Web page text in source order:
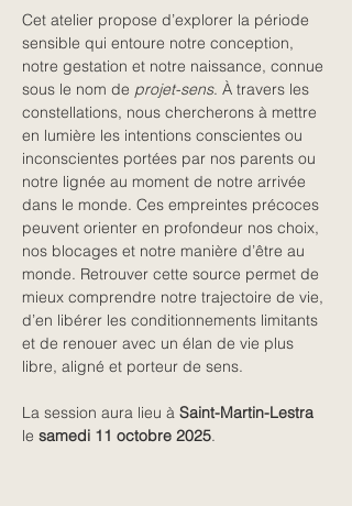
Cet atelier propose d’explorer la période
sensible qui entoure notre conception,
notre gestation et notre naissance, connue
sous le nom de projet-sens. À travers les
constellations, nous chercherons à mettre
en lumière les intentions conscientes ou
inconscientes portées par nos parents ou
notre lignée au moment de notre arrivée
dans le monde. Ces empreintes précoces
peuvent orienter en profondeur nos choix,
nos blocages et notre manière d’être au
monde. Retrouver cette source permet de
mieux comprendre notre trajectoire de vie,
d’en libérer les conditionnements limitants
et de renouer avec un élan de vie plus
libre, aligné et porteur de sens.
La session aura lieu à Saint-Martin-Lestra
le samedi 11 octobre 2025.